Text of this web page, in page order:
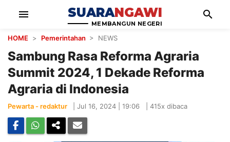
menu SUARANGAWI
MEMBANGUN NEGERI
search
HOME > Pemerintahan > NEWS
Sambung Rasa Reforma Agraria
Summit 2024, 1 Dekade Reforma
Agraria di Indonesia
Pewarta - redaktur Jul 16, 2024 | 19:06 415x dibaca